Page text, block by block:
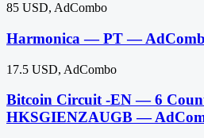
85 USD, AdCombo
Harmonica — PT —
17.5 USD, AdCombo
Bitcoin Circuit -EN — 6
HKSGIENZAUGB —